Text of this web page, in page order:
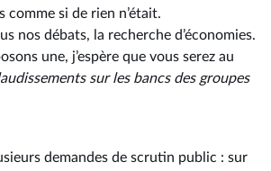
comme si de rien n’était.
nos débats, la recherche d’économies.
une, j’espère que vous serez au
sur les bancs des groupes
demandes de scrutin public : sur